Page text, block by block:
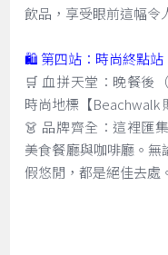
飲品，享受眼前這幅令
🛍️ 第四站：時尚終點站
🛒 血拼天堂：晚餐後
時尚地標【Beachwalk
👗 品牌齊全：這裡匯
美食餐廳與咖啡廳。
假悠閒，都是絕佳去處